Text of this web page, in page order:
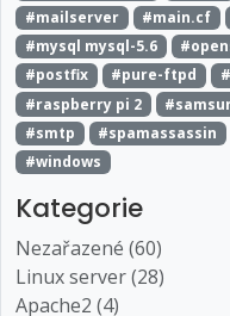
#mailserver
#main.cf
#mysql mysql-5.6
#postfix
#pure-ftpd
#raspberry pi 2
#smtp
#spamassassin
#windows
Kategorie
Nezařazené (60)
Linux server (28)
Apache2 (4)